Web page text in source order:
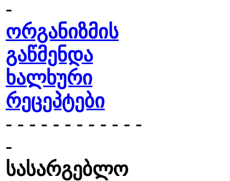
-
ორგანიზმის
გაწმენდა
ხალხური
რეცეპტები
- - - - - - - - - - - -
-
სასარგებლო